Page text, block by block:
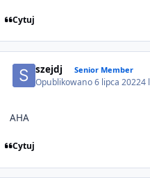
Cytuj
szejdj Senior Member
Opublikowano6 lipca 20224 l
AHA
Cytuj